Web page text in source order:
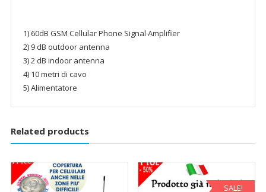
1) 60dB GSM Cellular Phone Signal Amplifier
2) 9 dB outdoor antenna
3) 2 dB indoor antenna
4) 10 metri di cavo
5) Alimentatore
Related products
SALE!